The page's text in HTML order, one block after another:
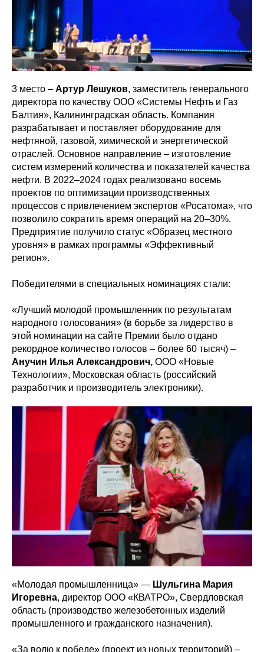
3 место – Артур Лешуков, заместитель генерального
директора по качеству ООО «Системы Нефть и Газ
Балтия», Калининградская область. Компания
разрабатывает и поставляет оборудование для
нефтяной, газовой, химической и энергетической
отраслей. Основное направление – изготовление
систем измерений количества и показателей качества
нефти. В 2022–2024 годах реализовано восемь
проектов по оптимизации производственных
процессов с привлечением экспертов «Росатома», что
позволило сократить время операций на 20–30%.
Предприятие получило статус «Образец местного
уровня» в рамках программы «Эффективный
регион».
Победителями в специальных номинациях стали:
«Лучший молодой промышленник по результатам
народного голосования» (в борьбе за лидерство в
этой номинации на сайте Премии было отдано
рекордное количество голосов – более 60 тысяч) –
Анучин Илья Александрович, ООО «Новые
Технологии», Московская область (российский
разработчик и производитель электроники).
«Молодая промышленница» — Шульгина Мария
Игоревна, директор ООО «КВАТРО», Свердловская
область (производство железобетонных изделий
промышленного и гражданского назначения).
«За волю к победе» (проект из новых территорий) –